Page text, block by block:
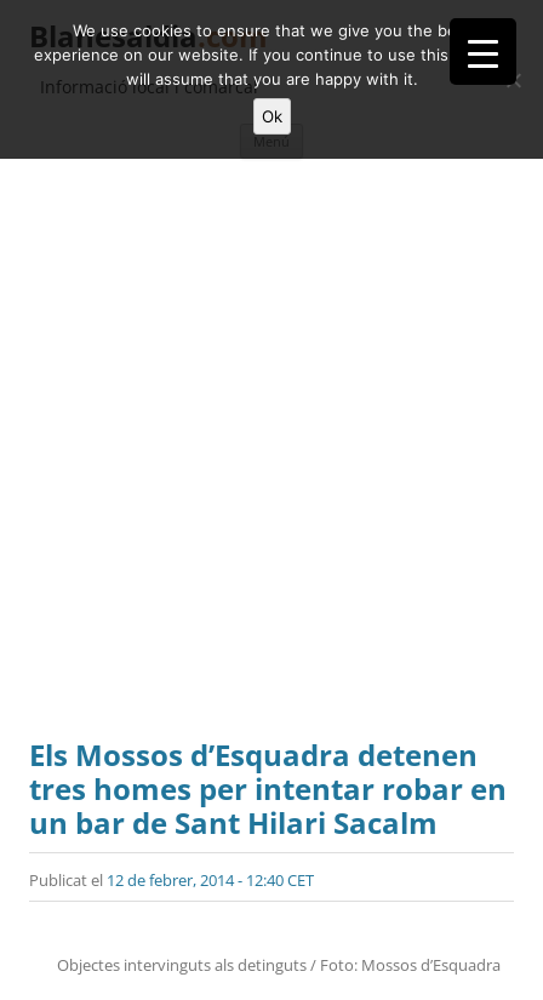
Blanesaldia.com
Informació local i comarcal
contingut
Els Mossos d’Esquadra detenen
tres homes per intentar robar en
un bar de Sant Hilari Sacalm
Publicat el 12 de febrer, 2014 - 12:40 CET
Objectes intervinguts als detinguts / Foto: Mossos d’Esquadra
We use cookies to ensure that we give you the best
experience on our website. If you continue to use this site we
will assume that you are happy with it.
Ok